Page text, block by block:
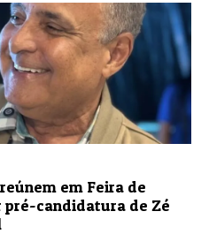
em Feira de
pré-candidatura de Zé